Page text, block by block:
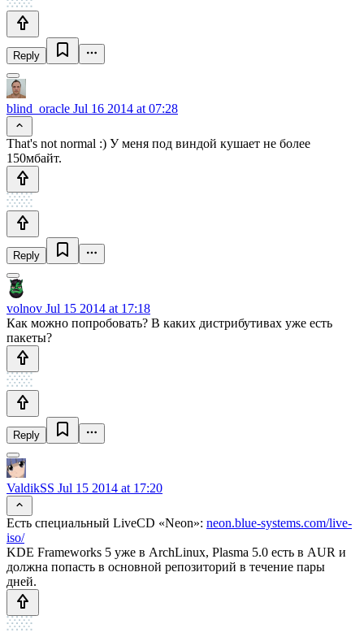
Reply
blind_oracle Jul 16 2014 at 07:28
That's not normal :) У меня под виндой кушает не более
150мбайт.
Reply
volnov Jul 15 2014 at 17:18
Как можно попробовать? В каких дистрибутивах уже есть
пакеты?
Reply
ValdikSS Jul 15 2014 at 17:20
Есть специальный LiveCD «Neon»: neon.blue-systems.com/live-
iso/
KDE Frameworks 5 уже в ArchLinux, Plasma 5.0 есть в AUR и
должна попасть в основной репозиторий в течение пары
дней.